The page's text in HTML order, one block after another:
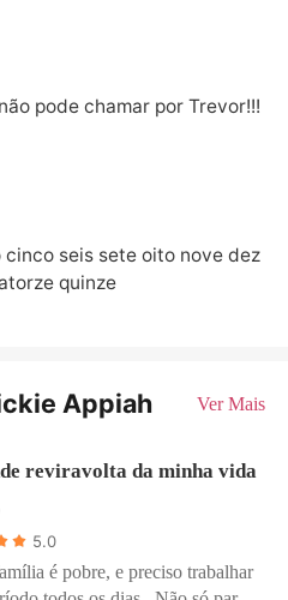
pode chamar por Trevor!!!
seis sete oito nove dez
quinze
Appiah Ver Mais
reviravolta da minha vida
5.0
é pobre, e preciso trabalhar